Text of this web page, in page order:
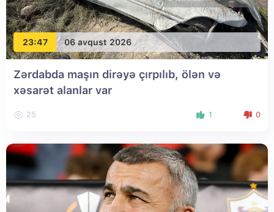
23:47 06 avqust 2026
Zərdabda maşın dirəyə çırpılıb, ölən və
xəsarət alanlar var
25 1 0